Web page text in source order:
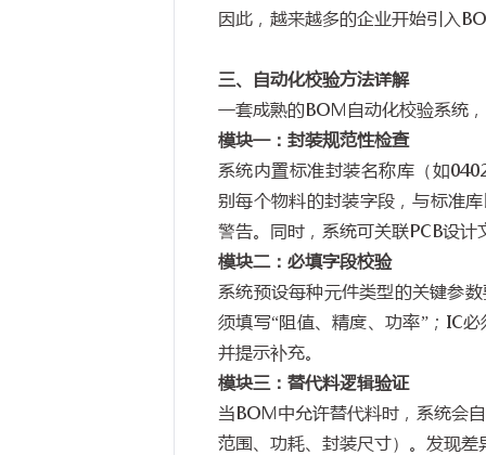
因此，越来越多的企业开始引入
三、自动化校验方法详解
一套成熟的BOM自动化校验系统
模块一：封装规范性检查
系统内置标准封装名称库（如
别每个物料的封装字段，与标准
警告。同时，系统可关联PCB设计
模块二：必填字段校验
系统预设每种元件类型的关键参
须填写“阻值、精度、功率”； IC必
并提示补充。
模块三：替代料逻辑验证
当BOM中允许替代料时，系统会
范围、功耗、封装尺寸）。发现